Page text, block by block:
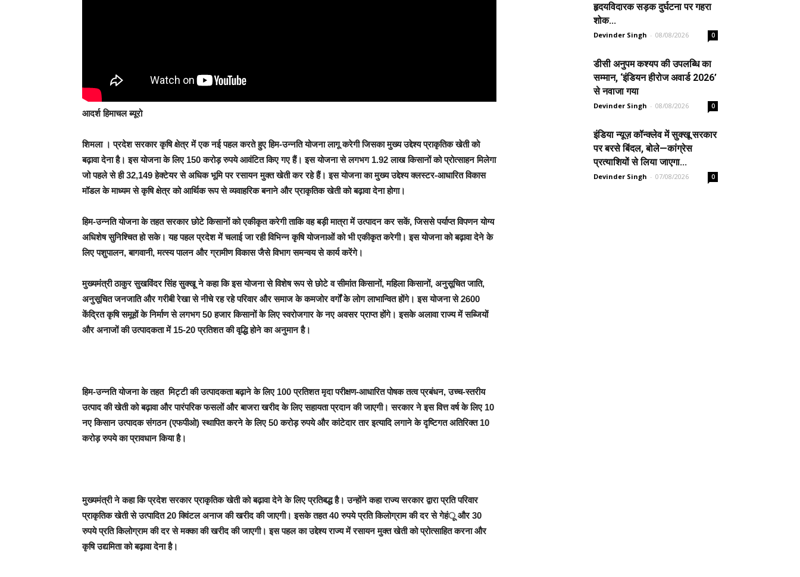
आदर्श हिमाचल ब्यूरो
शिमला । प्रदेश सरकार कृषि क्षेत्र में एक नई पहल करते हुए हिम-उन्नति योजना लागू करेगी जिसका मुख्य उद्देश्य प्राकृतिक खेती को
बढ़ावा देना है। इस योजना के लिए 150 करोड़ रुपये आवंटित किए गए हैं। इस योजना से लगभग 1.92 लाख किसानों को प्रोत्साहन मिलेगा
जो पहले से ही 32,149 हेक्टेयर से अधिक भूमि पर रसायन मुक्त खेती कर रहे हैं। इस योजना का मुख्य उद्देश्य क्लस्टर-आधारित विकास
मॉडल के माध्यम से कृषि क्षेत्र को आर्थिक रूप से व्यवाहरिक बनाने और प्राकृतिक खेती को बढ़ावा देना होगा।
हिम-उन्नति योजना के तहत सरकार छोटे किसानों को एकीकृत करेगी ताकि वह बड़ी मात्रा में उत्पादन कर सकें, जिससे पर्याप्त विपणन योग्य
अधिशेष सुनिश्चित हो सके। यह पहल प्रदेश में चलाई जा रही विभिन्न कृषि योजनाओं को भी एकीकृत करेगी। इस योजना को बढ़ावा देने के
लिए पशुपालन, बागवानी, मत्स्य पालन और ग्रामीण विकास जैसे विभाग समन्वय से कार्य करेंगे।
मुख्यमंत्री ठाकुर सुखविंदर सिंह सुक्खू ने कहा कि इस योजना से विशेष रूप से छोटे व सीमांत किसानों, महिला किसानों, अनुसूचित जाति,
अनुसूचित जनजाति और गरीबी रेखा से नीचे रह रहे परिवार और समाज के कमजोर वर्गों के लोग लाभान्वित होंगे। इस योजना से 2600
केंद्रित कृषि समूहों के निर्माण से लगभग 50 हजार किसानों के लिए स्वरोजगार के नए अवसर प्राप्त होंगे। इसके अलावा राज्य में सब्जियों
और अनाजों की उत्पादकता में 15-20 प्रतिशत की वृद्धि होने का अनुमान है।
हिम-उन्नति योजना के तहत मिट्टी की उत्पादकता बढ़ाने के लिए 100 प्रतिशत मृदा परीक्षण-आधारित पोषक तत्व प्रबंधन, उच्च-स्तरीय
उत्पाद की खेती को बढ़ावा और पारंपरिक फसलों और बाजरा खरीद के लिए सहायता प्रदान की जाएगी। सरकार ने इस वित्त वर्ष के लिए 10
नए किसान उत्पादक संगठन (एफपीओ) स्थापित करने के लिए 50 करोड़ रुपये और कांटेदार तार इत्यादि लगाने के दृष्टिगत अतिरिक्त 10
करोड़ रुपये का प्रावधान किया है।
मुख्यमंत्री ने कहा कि प्रदेश सरकार प्राकृतिक खेती को बढ़ावा देने के लिए प्रतिबद्ध है। उन्होंने कहा राज्य सरकार द्वारा प्रति परिवार
प्राकृतिक खेती से उत्पादित 20 क्विंटल अनाज की खरीद की जाएगी। इसके तहत 40 रुपये प्रति किलोग्राम की दर से गेहंू और 30
रुपये प्रति किलोग्राम की दर से मक्का की खरीद की जाएगी। इस पहल का उद्देश्य राज्य में रसायन मुक्त खेती को प्रोत्साहित करना और
कृषि उद्यमिता को बढ़ावा देना है।
हृदयविदारक सड़क दुर्घटना पर गहरा
शोक...
Devinder Singh - 08/08/2026 0
डीसी अनुपम कश्यप की उपलब्धि का
सम्मान, ‘इंडियन हीरोज अवार्ड 2026’
से नवाजा गया
Devinder Singh - 08/08/2026 0
इंडिया न्यूज़ कॉन्क्लेव में सुक्खू सरकार
पर बरसे बिंदल, बोले—कांग्रेस
प्रत्याशियों से लिया जाएगा...
Devinder Singh - 07/08/2026 0